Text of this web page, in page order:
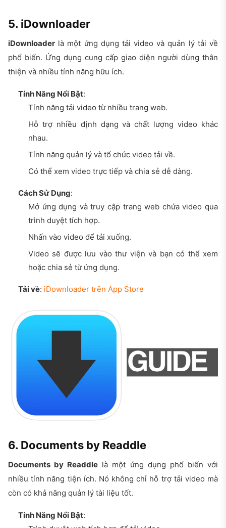
5. iDownloader
iDownloader là một ứng dụng tải video và quản lý tải về
phổ biến. Ứng dụng cung cấp giao diện người dùng thân
thiện và nhiều tính năng hữu ích.
Tính Năng Nổi Bật:
Tính năng tải video từ nhiều trang web.
Hỗ trợ nhiều định dạng và chất lượng video khác
nhau.
Tính năng quản lý và tổ chức video tải về.
Có thể xem video trực tiếp và chia sẻ dễ dàng.
Cách Sử Dụng:
Mở ứng dụng và truy cập trang web chứa video qua
trình duyệt tích hợp.
Nhấn vào video để tải xuống.
Video sẽ được lưu vào thư viện và bạn có thể xem
hoặc chia sẻ từ ứng dụng.
Tải về: iDownloader trên App Store
6. Documents by Readdle
Documents by Readdle là một ứng dụng phổ biến với
nhiều tính năng tiện ích. Nó không chỉ hỗ trợ tải video mà
còn có khả năng quản lý tài liệu tốt.
Tính Năng Nổi Bật: